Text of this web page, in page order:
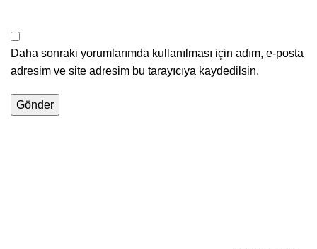
Daha sonraki yorumlarımda kullanılması için adım, e-posta
adresim ve site adresim bu tarayıcıya kaydedilsin.